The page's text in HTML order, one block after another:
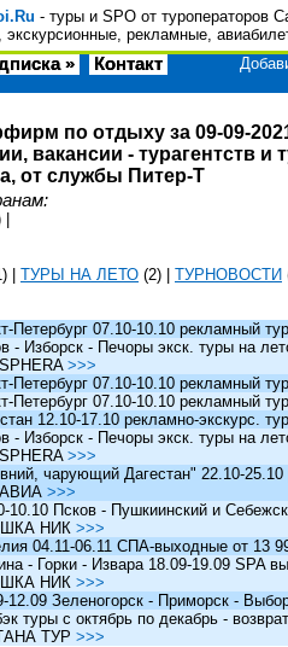
- туры и SPO от туроператоров
экскурсионные, рекламные,
» Контакт
по отдыху за 09-09-
вакансии - турагентств
от службы Питер-Т
ТУРЫ НА ЛЕТО (2) ТУРНОВОСТИ
Петербург 07.10-10.10 рекламный
Изборск - Печоры экск. туры на
>>>
Петербург 07.10-10.10 рекламный
Петербург 07.10-10.10 рекламный
12.10-17.10 рекламно-экскурс.
Изборск - Печоры экск. туры на
>>>
чарующий Дагестан" 22.10-25.10
>>>
Псков - Пушкиинский и
НИК >>>
04.11-06.11 СПА-выходные от
- Горки - Извара 18.09-19.09 SPA
НИК >>>
12.09 Зеленогорск - Приморск -
туры c октябрь по декабрь -
ТУР >>>